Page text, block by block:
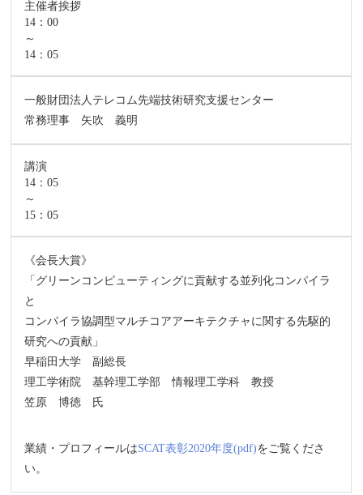
主催者挨拶
14：00
～
14：05
一般財団法人テレコム先端技術研究支援センター
常務理事 矢吹 義明
講演
14：05
～
15：05
《会長大賞》
「グリーンコンピューティングに貢献する並列化コンパイラ
と
コンパイラ協調型マルチコアアーキテクチャに関する先駆的
研究への貢献」
早稲田大学 副総長
理工学術院 基幹理工学部 情報理工学科 教授
笠原 博徳 氏
業績・プロフィールはSCAT表彰2020年度(pdf)をご覧くださ
い。